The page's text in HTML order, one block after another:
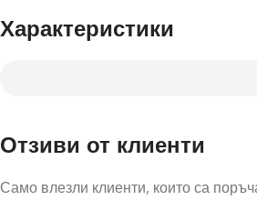
Характеристики
Отзиви от клиенти
Само влезли клиенти, които са